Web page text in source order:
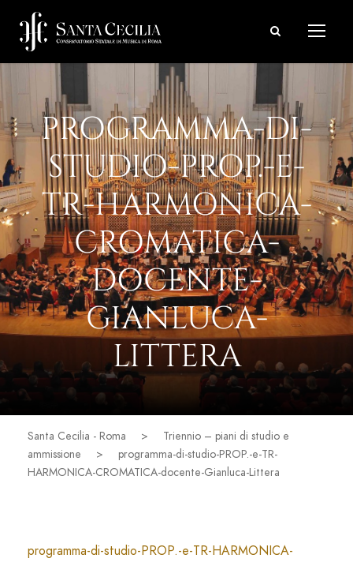
PROGRAMMA-DI-
STUDIO-PROP.-E-
TR-HARMONICA-
CROMATICA-
DOCENTE-
GIANLUCA-
LITTERA
Santa Cecilia - Roma >
Triennio – piani di studio e
ammissione
>
programma-di-studio-PROP.-e-TR-
HARMONICA-CROMATICA-docente-Gianluca-Littera
programma-di-studio-PROP.-e-TR-HARMONICA-